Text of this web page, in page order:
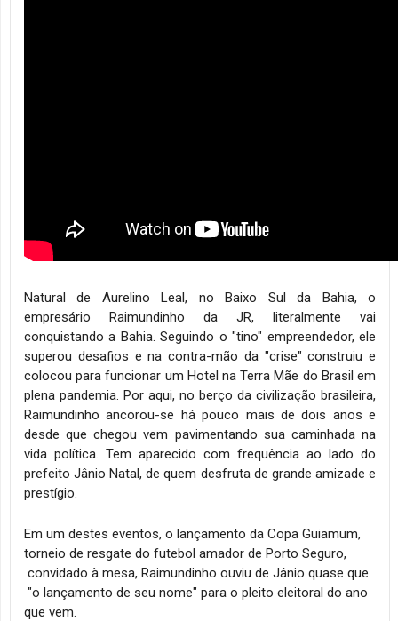
Natural de Aurelino Leal, no Baixo Sul da Bahia, o
empresário Raimundinho da JR, literalmente vai
conquistando a Bahia. Seguindo o "tino" empreendedor, ele
superou desafios e na contra-mão da "crise" construiu e
colocou para funcionar um Hotel na Terra Mãe do Brasil em
plena pandemia. Por aqui, no berço da civilização brasileira,
Raimundinho ancorou-se há pouco mais de dois anos e
desde que chegou vem pavimentando sua caminhada na
vida política. Tem aparecido com frequência ao lado do
prefeito Jânio Natal, de quem desfruta de grande amizade e
prestígio.
Em um destes eventos, o lançamento da Copa Guiamum,
torneio de resgate do futebol amador de Porto Seguro,
convidado à mesa, Raimundinho ouviu de Jânio quase que
"o lançamento de seu nome" para o pleito eleitoral do ano
que vem.